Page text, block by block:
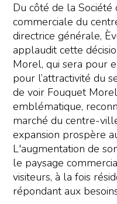
Du côté de la
commerciale du
directrice générale,
applaudit cette
Morel, qui sera pour
pour l’attractivité du
de voir Fouquet
emblématique,
marché du centre-
expansion prospère
L'augmentation de
le paysage
visiteurs, à la fois
répondant aux